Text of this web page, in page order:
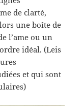
de clarté,
une boîte de
l’ame ou un
idéal. (Leis
et qui sont